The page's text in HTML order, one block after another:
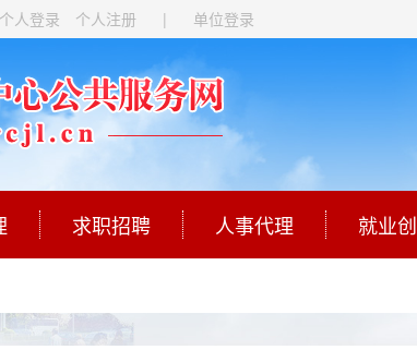
个人登录 个人注册 | 单位登录
求职招聘 人事代理 就业